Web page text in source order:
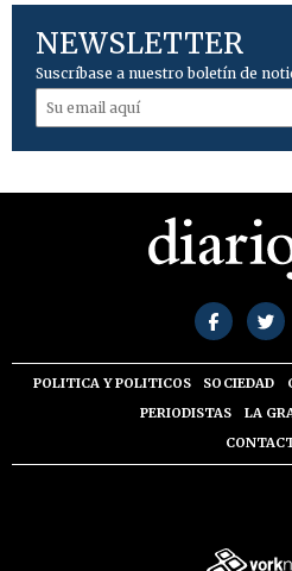
NEWSLETTER
Suscríbase a nuestro boletín de
POLITICA Y POLITICOS SOCIEDAD
PERIODISTAS
LA